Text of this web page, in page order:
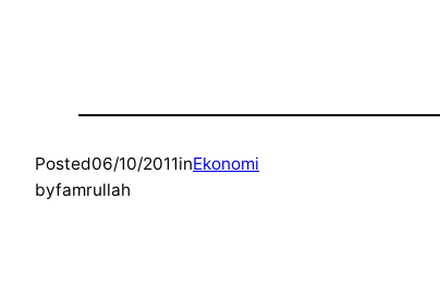
Posted06/10/2011inEkonomi
byfamrullah